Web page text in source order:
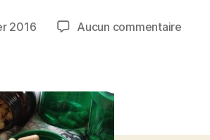
2016 Aucun commentairesur